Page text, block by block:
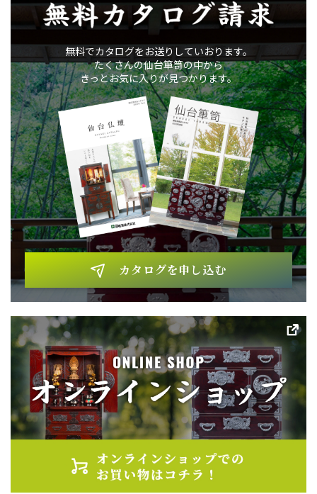
無料でカタログをお送りしていおります。
たくさんの仙台箪笥の中から
きっとお気に入りが見つかります。
カタログを申し込む